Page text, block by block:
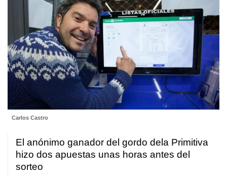
Carlos Castro
El anónimo ganador del gordo dela Primitiva
hizo dos apuestas unas horas antes del
sorteo